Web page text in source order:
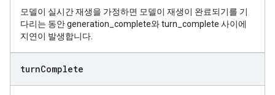
모델이 실시간 재생을 가정하면 모델이 재생이 완료되기를 기
다리는 동안 generation_complete와 turn_complete 사이에
지연이 발생합니다.
turnComplete